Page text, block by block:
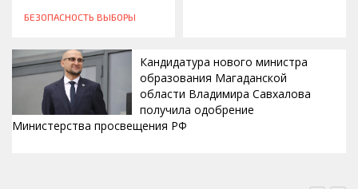
БЕЗОПАСНОСТЬ ВЫБОРЫ
Кандидатура нового министра
образования Магаданской
области Владимира Савхалова
получила одобрение
Министерства просвещения РФ